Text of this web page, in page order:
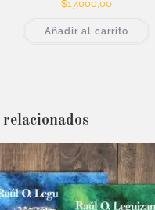
$17.000,00
Añadir al carrito